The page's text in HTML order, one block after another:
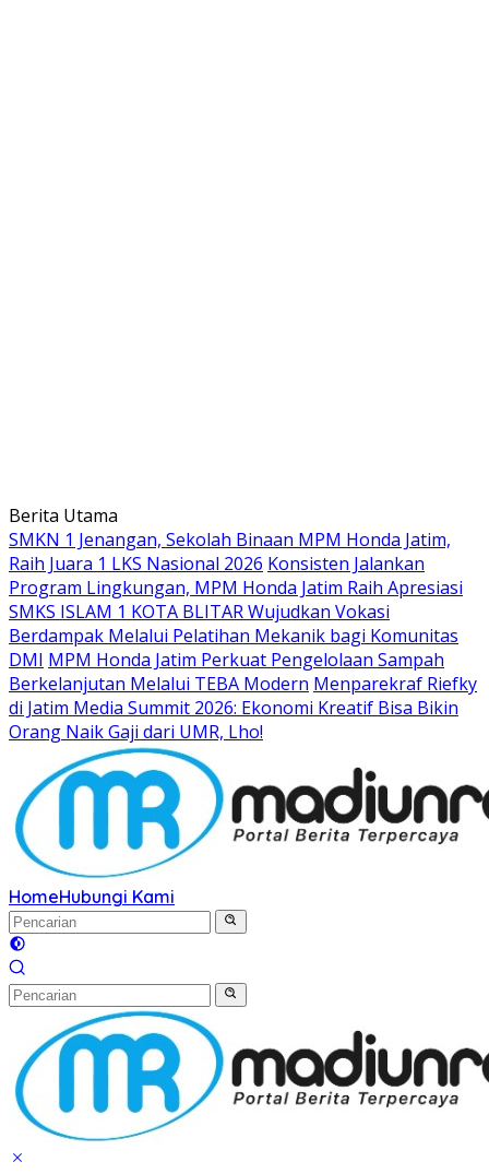
Langsung
ke
konten
Berita Utama
SMKN 1 Jenangan, Sekolah Binaan MPM Honda Jatim,
Raih Juara 1 LKS Nasional 2026 Konsisten Jalankan
Program Lingkungan, MPM Honda Jatim Raih Apresiasi
SMKS ISLAM 1 KOTA BLITAR Wujudkan Vokasi
Berdampak Melalui Pelatihan Mekanik bagi Komunitas
DMI MPM Honda Jatim Perkuat Pengelolaan Sampah
Berkelanjutan Melalui TEBA Modern Menparekraf Riefky
di Jatim Media Summit 2026: Ekonomi Kreatif Bisa Bikin
Orang Naik Gaji dari UMR, Lho!
HomeHubungi Kami